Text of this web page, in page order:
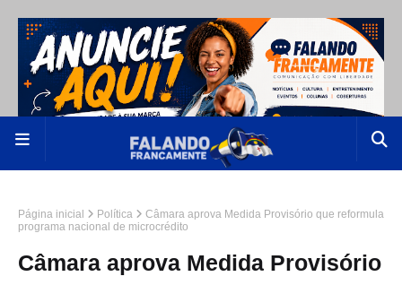
Página inicial Política
Câmara aprova Medida Provisório que reformula
programa nacional de microcrédito
Câmara aprova Medida Provisório